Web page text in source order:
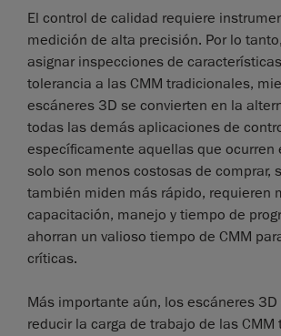
El control de calidad requiere
medición de alta precisión. Por lo
asignar inspecciones de
tolerancia a las CMM tradicionales,
escáneres 3D se convierten en la
todas las demás aplicaciones de
específicamente aquellas que ocurren
solo son menos costosas de comprar,
también miden más rápido, requieren
capacitación, manejo y tiempo de
ahorran un valioso tiempo de CMM
críticas.
Más importante aún, los escáneres
reducir la carga de trabajo de las